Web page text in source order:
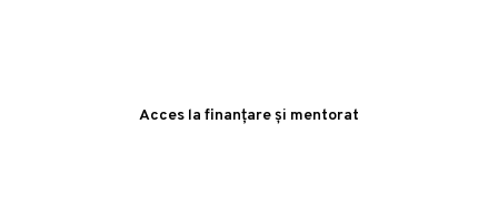
Acces la finanțare și mentorat